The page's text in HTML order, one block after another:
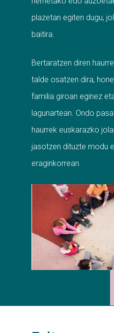
plazetan egiten dugu,
baitira.
Bertaratzen diren
talde osatzen dira,
familia giroan eginez
lagunartean. Ondo
haurrek euskarazko
jasotzen dituzte modu
eraginkorrean.